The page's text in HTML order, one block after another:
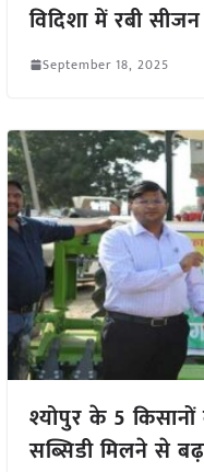
विदिशा में रबी
September 18, 2025
श्योपुर के 5
सब्सिडी मिलने से